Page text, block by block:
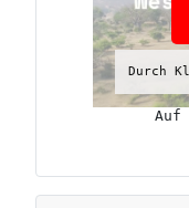
Durch
Auf